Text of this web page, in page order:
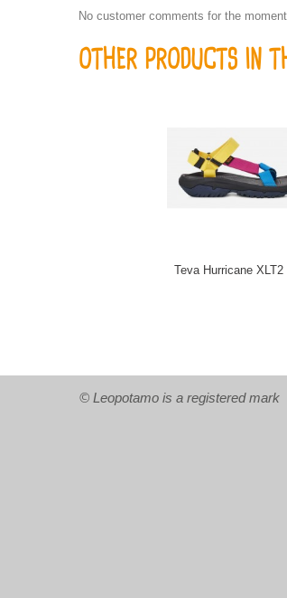
No customer comments for the
OTHER PRODUCTS IN
Teva Hurricane XLT2
© Leopotamo is a registered mark